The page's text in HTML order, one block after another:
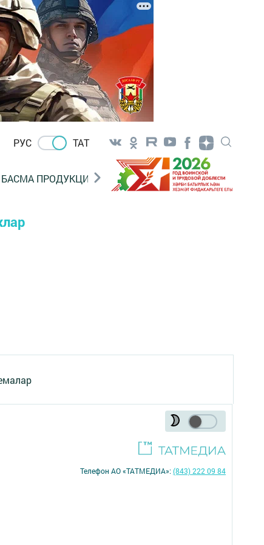
РУС ТАТ
БАСМА ПРОДУКЦИЯ САТУ «ГӨЛСТАН»
Телефон АО «ТАТМЕДИА»:(843) 222 09 84